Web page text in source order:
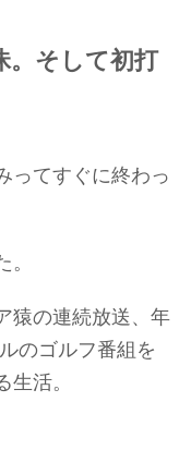
。そして初打
ってすぐに終わっ
猿の連続放送、年
のゴルフ番組を
活。